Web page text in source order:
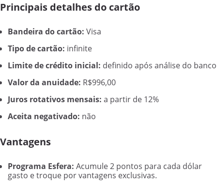
Principais detalhes do cartão
Bandeira do cartão: Visa
Tipo de cartão: infinite
Limite de crédito inicial: definido após análise do banco
Valor da anuidade: R$996,00
Juros rotativos mensais: a partir de 12%
Aceita negativado: não
Vantagens
Programa Esfera: Acumule 2 pontos para cada dólar
gasto e troque por vantagens exclusivas.